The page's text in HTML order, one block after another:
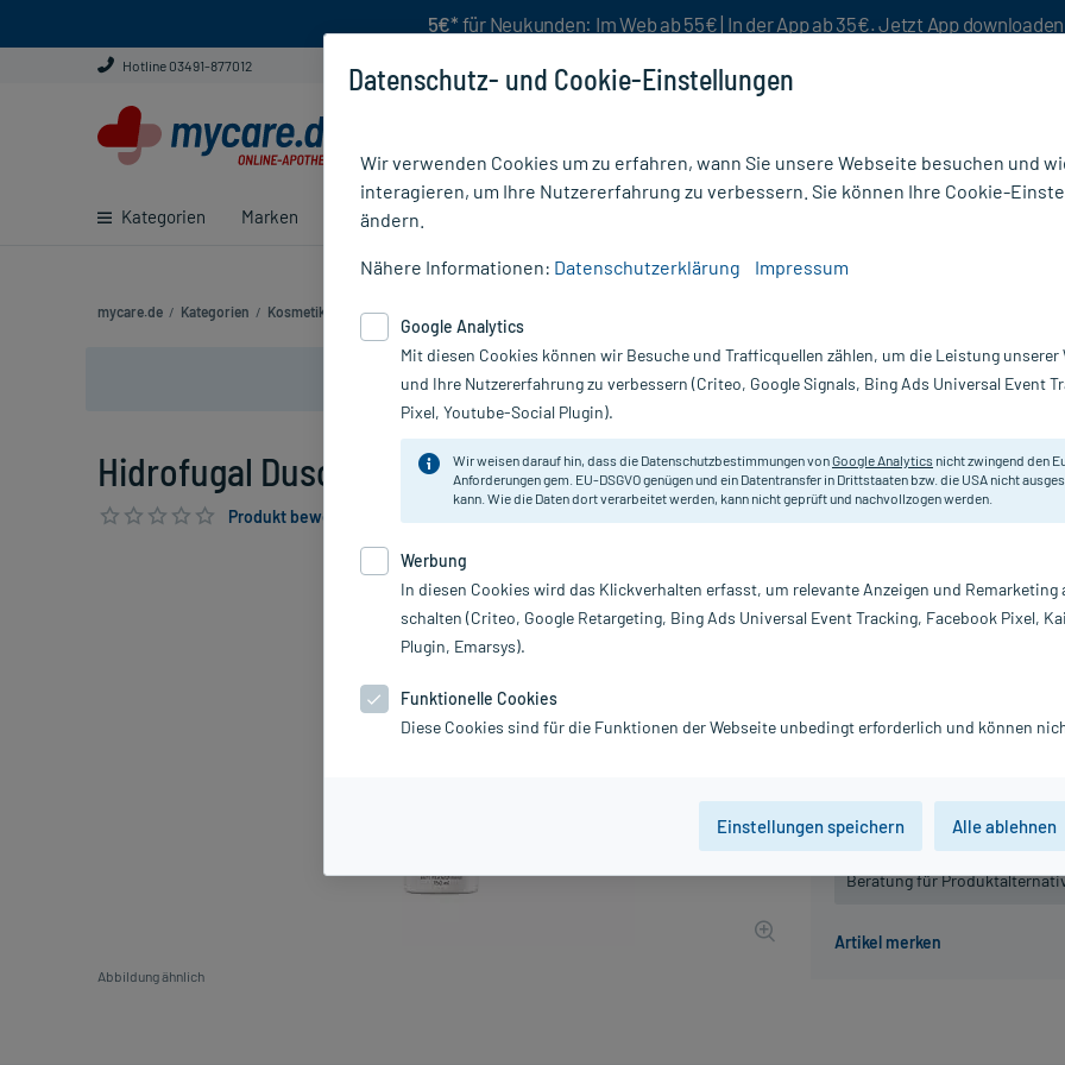
5€* für Neukunden: Im Web ab 55€ | In der App ab 35€. Jetzt App downloaden
Hotline 03491-877012
Kategorien Marken Ratgeber
mycare.de / Kategorien / Kosmetik Körperpflegeprodukte
Nur für kurze Zeit:Gratis-Versand* ab 19€ Mindestbestellwert!
Hidrofugal Duschfrische Spray, 150 ml
Produkt bewerten & PlusHerzen sichern
Abbildung ähnlich
inkl. MwSt. zzgl. Versandkosten
Der Artikel ist momentan
Beratung für
Hidrofugal
Für das "frisch-aus-der-Dusche"-
PZN:
Hersteller:
Datenschutz- und Cookie-Einstellungen
Wir verwenden Cookies um zu erfahren, wann Sie unsere Webseite besuchen und
interagieren, um Ihre Nutzererfahrung zu verbessern. Sie können Ihre Cookie-
ändern.
Nähere Informationen: Datenschutzerklärung Impressum
Google Analytics
Mit diesen Cookies können wir Besuche und Trafficquellen zählen, um die Leistung unserer
und Ihre Nutzererfahrung zu verbessern (Criteo, Google Signals, Bing Ads Universal Event
Pixel, Youtube-Social Plugin).
Wir weisen darauf hin, dass die Datenschutzbestimmungen vonGoogle Analytics nicht zwingend den
Anforderungen gem. EU-DSGVO genügen und ein Datentransfer in Drittstaaten bzw. die USA nicht
kann. Wie die Daten dort verarbeitet werden, kann nicht geprüft und nachvollzogen werden.
Werbung
In diesen Cookies wird das Klickverhalten erfasst, um relevante Anzeigen und Remarketing
schalten (Criteo, Google Retargeting, Bing Ads Universal Event Tracking, Facebook Pixel,
Plugin, Emarsys).
Funktionelle Cookies
Diese Cookies sind für die Funktionen der Webseite unbedingt erforderlich und können
Einstellungen speichern Alle ablehnen